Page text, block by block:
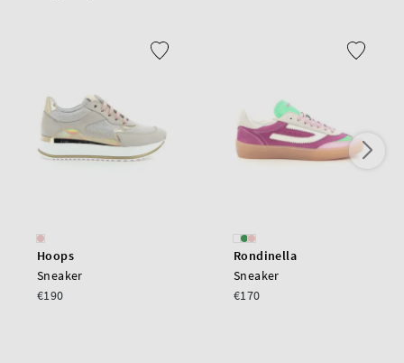
Hoops
Sneaker
€190
Rondinella
Sneaker
€170